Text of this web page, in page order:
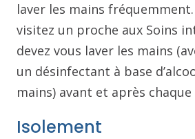
laver les mains
visitez un proche aux Soins
devez vous laver les mains
un désinfectant à base
mains) avant et après
Isolement